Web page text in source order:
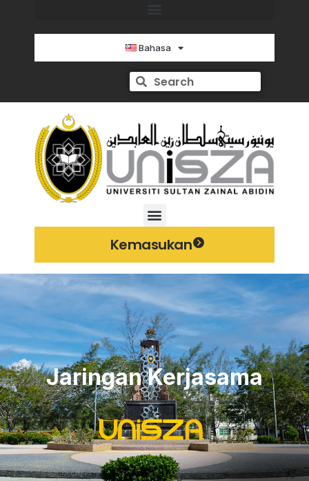
Bahasa
Kemasukan
Jaringan Kerjasama